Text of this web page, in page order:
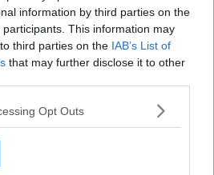
information by third parties on the
participants. This information may
third parties on the IAB’s List of
that may further disclose it to other
Opt Outs